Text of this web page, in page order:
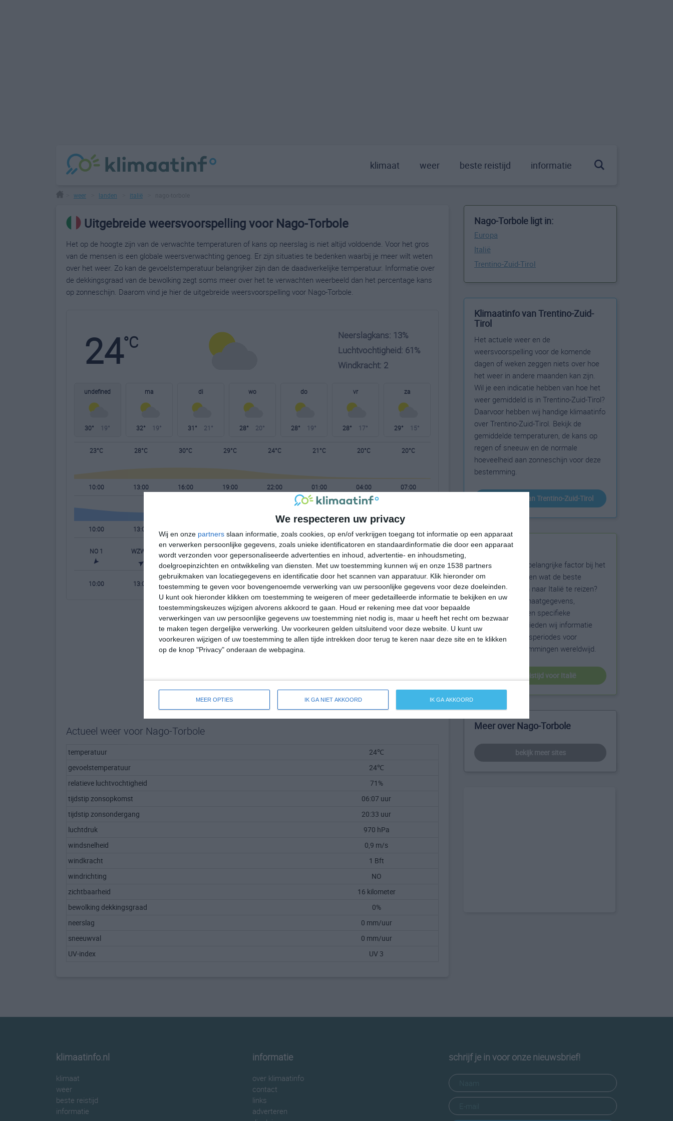
We respecteren uw privacy
Wij en onze partners slaan informatie, zoals cookies, op en/of verkrijgen toegang tot informatie op een apparaat
en verwerken persoonlijke gegevens, zoals unieke identificatoren en standaardinformatie die door een apparaat
wordt verzonden voor gepersonaliseerde advertenties en inhoud, advertentie- en inhoudsmeting,
doelgroepinzichten en ontwikkeling van diensten.
Met uw toestemming kunnen wij en onze 1538 partners
gebruikmaken van locatiegegevens en identificatie door het scannen van apparatuur. Klik hieronder om
toestemming te geven voor bovengenoemde verwerking van uw persoonlijke gegevens voor deze doeleinden.
U kunt ook hieronder klikken om toestemming te weigeren of meer gedetailleerde informatie te bekijken en uw
toestemmingskeuzes wijzigen alvorens akkoord te gaan.
Houd er rekening mee dat voor bepaalde
verwerkingen van uw persoonlijke gegevens uw toestemming niet nodig is, maar u heeft het recht om bezwaar
te maken tegen dergelijke verwerking. Uw voorkeuren gelden uitsluitend voor deze website. U kunt uw
voorkeuren wijzigen of uw toestemming te allen tijde intrekken door terug te keren naar deze site en te klikken
op de knop "Privacy" onderaan de webpagina.
MEER OPTIES IK GA NIET AKKOORD IK GA AKKOORD
klimaat weer beste reistijd informatie
weer landen italië
Uitgebreide weersvoorspelling voor Nago-Torbole
Het op de hoogte zijn van de verwachte temperaturen of kans op neerslag is niet altijd voldoende. Voor het gros
van de mensen is een globale weersverwachting genoeg. Er zijn situaties te bedenken waarbij je meer wilt weten
over het weer. Zo kan de gevoelstemperatuur belangrijker zijn dan de daadwerkelijke temperatuur. Informatie over
de dekkingsgraad van de bewolking zegt soms meer over het te verwachten weerbeeld dan het percentage kans
op zonneschijn. Daarom vind je hier de uitgebreide weersvoorspelling voor Nago-Torbole.
24°C
Neerslagkans: 13%
Luchtvochtigheid: 61%
Windkracht: 2
undefined
30° 19°
ma
32° 19°
di
31° 21°
wo
28° 20°
do
28° 19°
vr
28° 17°
za
29° 15°
23°C 28°C 30°C 29°C 24°C 21°C 20°C 20°C
10:00 13:00 16:00 19:00 22:00 01:00 04:00 07:00
10:00 13:00
NO 1 WZW 1 ZZW 2 ONO 1 O 1
10:00 13:00 16:00 01:00
Actueel weer voor Nago-Torbole
temperatuur
24℃
gevoelstemperatuur
24℃
relatieve luchtvochtigheid
71%
tijdstip zonsopkomst
06:07 uur
tijdstip zonsondergang
20:33 uur
luchtdruk
970 hPa
windsnelheid
0,9 m/s
windkracht
1 Bft
windrichting
NO
zichtbaarheid
16 kilometer
bewolking dekkingsgraad
0%
neerslag
0 mm/uur
sneeuwval
0 mm/uur
UV-index
UV 3
Nago-Torbole ligt in:
Europa
Italië
Trentino-Zuid-Tirol
Klimaatinfo van Trentino-Zuid-
Tirol
Het actuele weer en de
weersvoorspelling voor de komende
dagen of weken zeggen niets over hoe
het weer in andere maanden kan zijn.
Wil je een indicatie hebben van hoe het
weer gemiddeld is in Trentino-Zuid-Tirol?
Daarvoor hebben wij handige klimaatinfo
over Trentino-Zuid-Tirol. Bekijk de
gemiddelde temperaturen, de kans op
regen of sneeuw en de normale
hoeveelheid aan zonneschijn voor deze
bestemming.
klimaatinfo van Trentino-Zuid-Tirol
Beste reistijd
Het weer is een belangrijke factor bij het
reizen. Wil je weten wat de beste
maanden zijn om naar Italië te reizen?
Op basis van klimaatgegevens,
weersextremen en specifieke
weerinformatie bieden wij informatie
over de beste reisperiodes voor
duizenden bestemmingen wereldwijd.
beste reistijd voor Italië
Meer over Nago-Torbole
bekijk meer sites
klimaatinfo.nl
klimaat
weer
beste reistijd
informatie
informatie
over klimaatinfo
contact
links
adverteren
schrijf je in voor onze nieuwsbrief!